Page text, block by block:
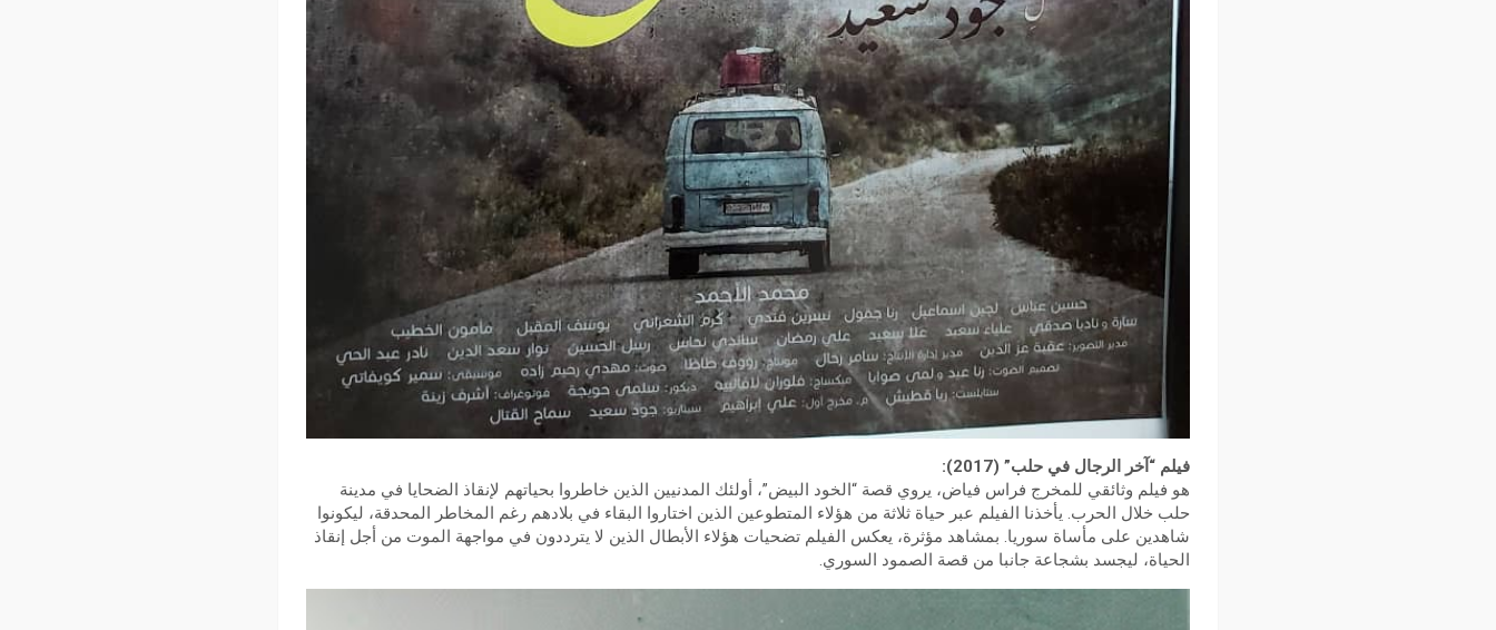
فيلم “آخر الرجال في حلب” (2017):
هو فيلم وثائقي للمخرج فراس فياض، يروي قصة “الخود البيض”، أولئك المدنيين الذين خاطروا بحياتهم لإنقاذ الضحايا في مدينة
حلب خلال الحرب. يأخذنا الفيلم عبر حياة ثلاثة من هؤلاء المتطوعين الذين اختاروا البقاء في بلادهم رغم المخاطر المحدقة، ليكونوا
شاهدين على مأساة سوريا. بمشاهد مؤثرة، يعكس الفيلم تضحيات هؤلاء الأبطال الذين لا يترددون في مواجهة الموت من أجل إنقاذ
الحياة، ليجسد بشجاعة جانبا من قصة الصمود السوري.